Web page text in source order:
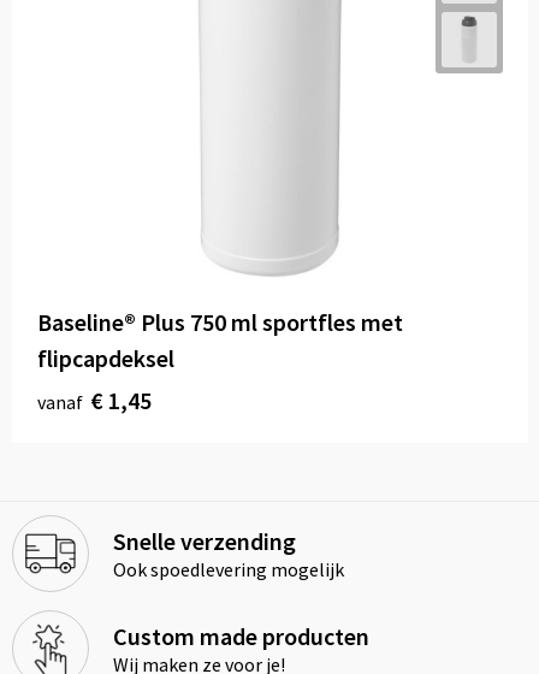
Baseline® Plus 750 ml sportfles met
flipcapdeksel
vanaf € 1,45
Snelle verzending
Ook spoedlevering mogelijk
Custom made producten
Wij maken ze voor je!